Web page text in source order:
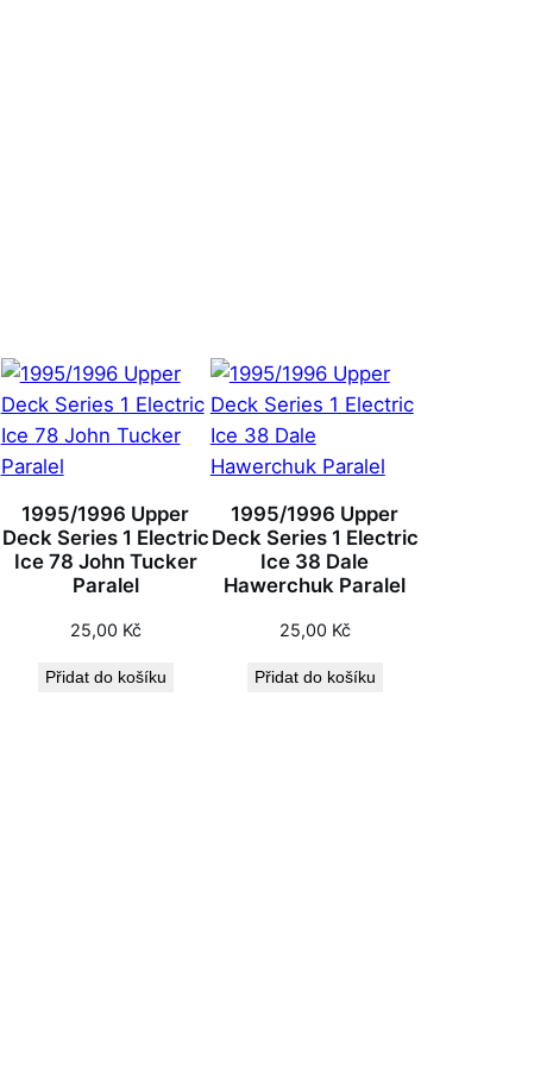
1995/1996 Upper
Deck Series 1 Electric
Ice 78 John Tucker
Paralel
25,00 Kč
Přidat do košíku
1995/1996 Upper
Deck Series 1 Electric
Ice 38 Dale
Hawerchuk Paralel
25,00 Kč
Přidat do košíku